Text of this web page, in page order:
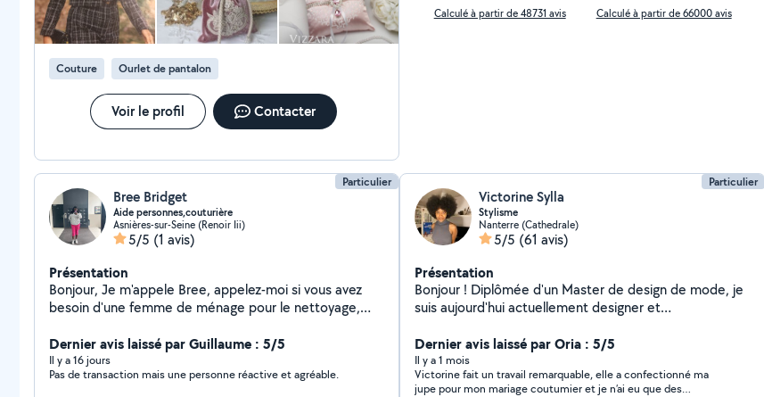
Couture Ourlet de pantalon
Voir le profil Contacter
Calculé à partir de 48731 avis Calculé à partir de 66000 avis
Particulier
Bree Bridget
Aide personnes,couturière
Asnières-sur-Seine (Renoir Iii)
5/5 (1 avis)
Présentation
Bonjour, Je m'appele Bree, appelez-moi si vous avez
besoin d'une femme de ménage pour le nettoyage,
attentionné et disponible. Je parle anglais aussi.
Dernier avis laissé par Guillaume : 5/5
Il y a 16 jours
Pas de transaction mais une personne réactive et agréable.
Particulier
Victorine Sylla
Stylisme
Nanterre (Cathedrale)
5/5 (61 avis)
Présentation
Bonjour ! Diplômée d'un Master de design de mode, je
suis aujourd'hui actuellement designer et
sert de mes compétences afin de pouvoir vous rendre
service !
Dernier avis laissé par Oria : 5/5
Il y a 1 mois
Victorine fait un travail remarquable, elle a confectionné ma
jupe pour mon mariage coutumier et je n’ai eu que des